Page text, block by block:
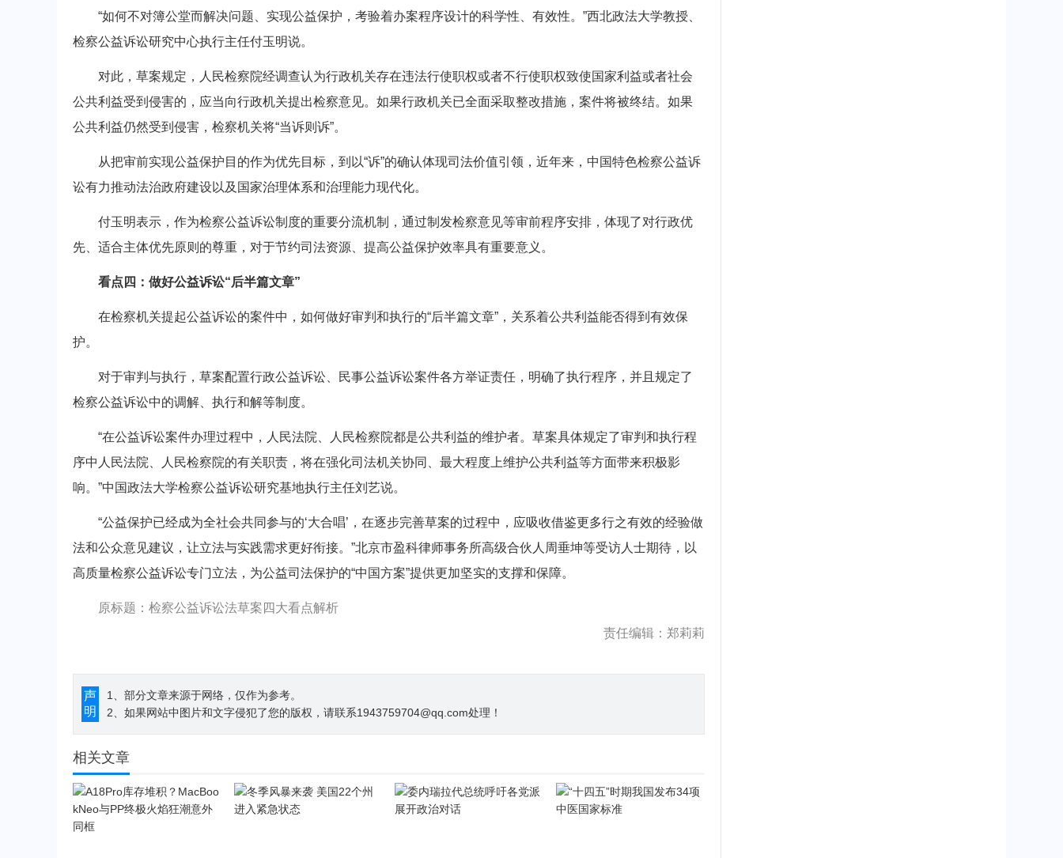
“如何不对簿公堂而解决问题、实现公益保护，考验着办案程序设计的科学性、有效性。”西北政法大学教授、
检察公益诉讼研究中心执行主任付玉明说。
对此，草案规定，人民检察院经调查认为行政机关存在违法行使职权或者不行使职权致使国家利益或者社会
公共利益受到侵害的，应当向行政机关提出检察意见。如果行政机关已全面采取整改措施，案件将被终结。如果
公共利益仍然受到侵害，检察机关将“当诉则诉”。
从把审前实现公益保护目的作为优先目标，到以“诉”的确认体现司法价值引领，近年来，中国特色检察公益诉
讼有力推动法治政府建设以及国家治理体系和治理能力现代化。
付玉明表示，作为检察公益诉讼制度的重要分流机制，通过制发检察意见等审前程序安排，体现了对行政优
先、适合主体优先原则的尊重，对于节约司法资源、提高公益保护效率具有重要意义。
看点四：做好公益诉讼“后半篇文章”
在检察机关提起公益诉讼的案件中，如何做好审判和执行的“后半篇文章”，关系着公共利益能否得到有效保
护。
对于审判与执行，草案配置行政公益诉讼、民事公益诉讼案件各方举证责任，明确了执行程序，并且规定了
检察公益诉讼中的调解、执行和解等制度。
“在公益诉讼案件办理过程中，人民法院、人民检察院都是公共利益的维护者。草案具体规定了审判和执行程
序中人民法院、人民检察院的有关职责，将在强化司法机关协同、最大程度上维护公共利益等方面带来积极影
响。”中国政法大学检察公益诉讼研究基地执行主任刘艺说。
“公益保护已经成为全社会共同参与的‘大合唱’，在逐步完善草案的过程中，应吸收借鉴更多行之有效的经验做
法和公众意见建议，让立法与实践需求更好衔接。”北京市盈科律师事务所高级合伙人周垂坤等受访人士期待，以
高质量检察公益诉讼专门立法，为公益司法保护的“中国方案”提供更加坚实的支撑和保障。
原标题：检察公益诉讼法草案四大看点解析
责任编辑：郑莉莉
声
明
1、部分文章来源于网络，仅作为参考。
2、如果网站中图片和文字侵犯了您的版权，请联系1943759704@qq.com处理！
相关文章